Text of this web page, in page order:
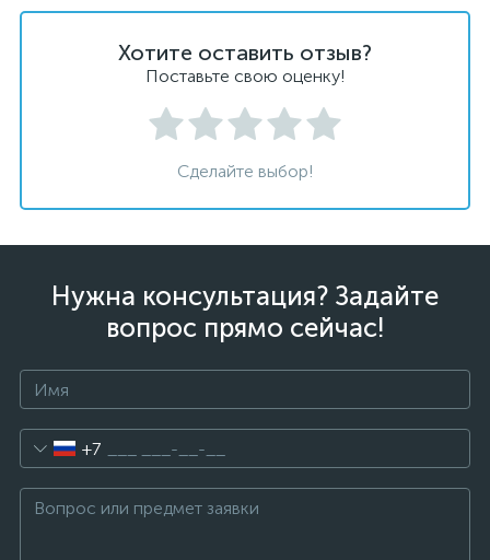
Хотите оставить отзыв?
Поставьте свою оценку!
Сделайте выбор!
Нужна консультация? Задайте
вопрос прямо сейчас!
+7